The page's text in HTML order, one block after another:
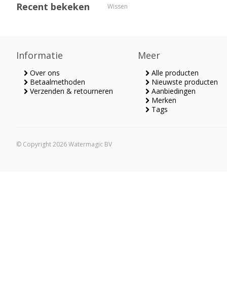
Recent bekeken Wissen
Informatie
Over ons
Betaalmethoden
Verzenden & retourneren
Meer
Alle producten
Nieuwste producten
Aanbiedingen
Merken
Tags
© Copyright 2026 Watermagic BV